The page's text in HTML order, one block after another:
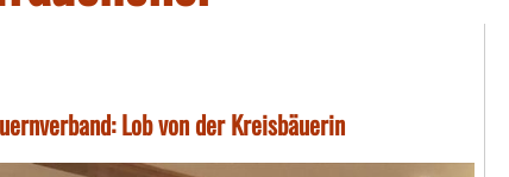
Lob von der Kreisbäuerin